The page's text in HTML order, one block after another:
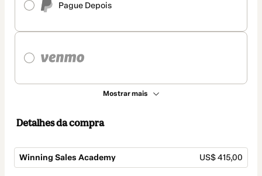
Pague Depois
Mostrar mais
Detalhes da compra
Winning Sales Academy US$ 415,00